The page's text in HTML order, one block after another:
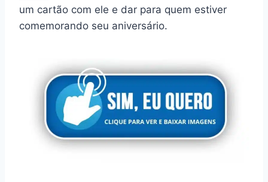
um cartão com ele e dar para quem estiver
comemorando seu aniversário.